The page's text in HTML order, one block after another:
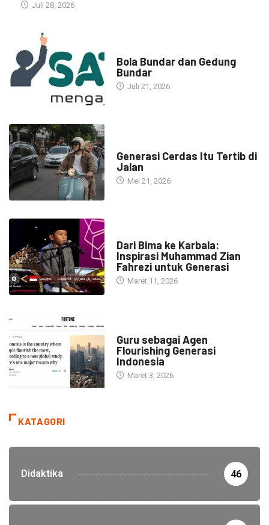
Juli 28, 2026
Bola Bundar dan Gedung
Bundar
Juli 21, 2026
Generasi Cerdas Itu Tertib di
Jalan
Mei 21, 2026
Dari Bima ke Karbala:
Inspirasi Muhammad Zian
Fahrezi untuk Generasi
Maret 11, 2026
Guru sebagai Agen
Flourishing Generasi
Indonesia
Maret 3, 2026
KATAGORI
Didaktika 46